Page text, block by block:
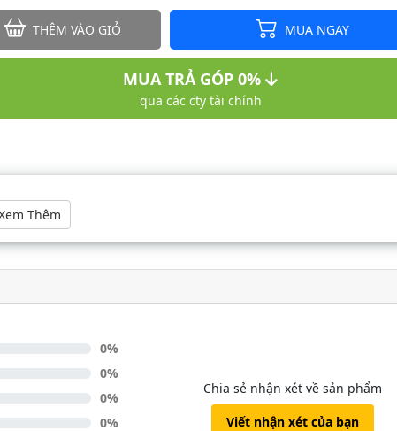
THÊM VÀO GIỎ MUA NGAY
MUA TRẢ GÓP 0%
qua các cty tài chính
dung
Thêm
0%
0%
0%
0%
Chia sẻ nhận xét về sản phẩm
Viết nhận xét của bạn